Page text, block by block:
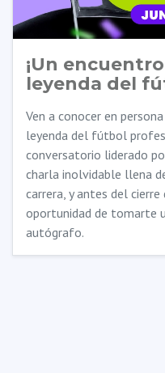
¡Un
leyenda del
Ven a conocer en
leyenda del fútbol
conversatorio liderado
charla inolvidable llena
carrera, y antes del
oportunidad de tomarte
autógrafo.